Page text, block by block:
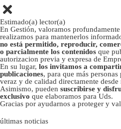
Estimado(a) lector(a)
En Gestión, valoramos
realizamos para mantenerlos
no está permitido, reproducir,
o parcialmente los contenidos que
autorizacion previa y expresa de
En su lugar, los invitamos a
publicaciones, para que más
veraz y de calidad directamente
Asimismo, pueden suscribirse y
exclusivo que elaboramos para Uds.
Gracias por ayudarnos a proteger y
últimas noticias